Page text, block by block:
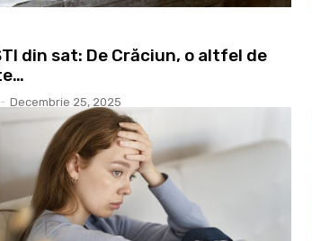
din sat: De Crăciun, o altfel de
- Decembrie 25, 2025